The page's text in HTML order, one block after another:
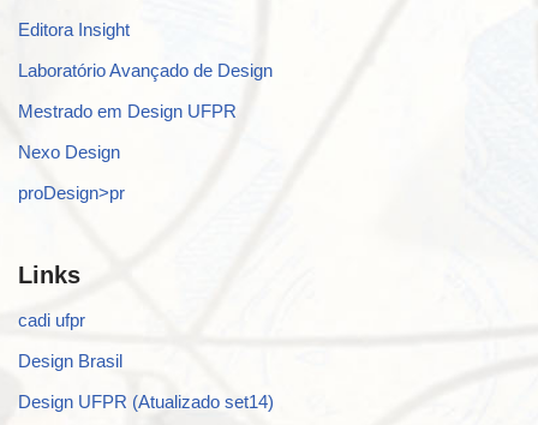
Editora Insight
Laboratório Avançado de Design
Mestrado em Design UFPR
Nexo Design
proDesign>pr
Links
cadi ufpr
Design Brasil
Design UFPR (Atualizado set14)